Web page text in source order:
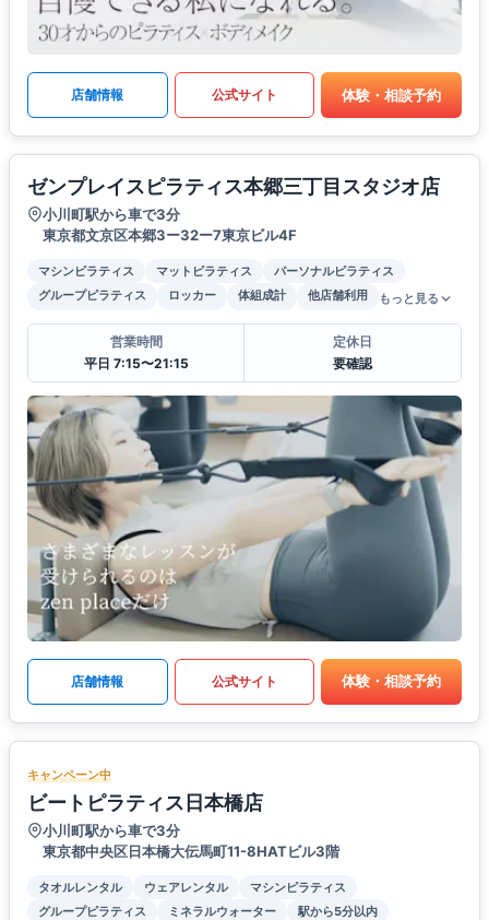
店舗情報 公式サイト 体験・相談予約
ゼンプレイスピラティス本郷三丁目スタジオ店
小川町駅から車で3分
東京都文京区本郷3ー32ー7東京ビル4F
マシンピラティス マットピラティス
パーソナルピラティス
グループピラティス
ロッカー 体組成計 他店舗利用 もっと見る
営業時間
平日 7:15〜21:15
定休日
要確認
店舗情報 公式サイト 体験・相談予約
キャンペーン中
ビートピラティス日本橋店
小川町駅から車で3分
東京都中央区日本橋大伝馬町11-8HATビル3階
タオルレンタル ウェアレンタル
マシンピラティス
グループピラティス
ミネラルウォーター 駅から5分以内